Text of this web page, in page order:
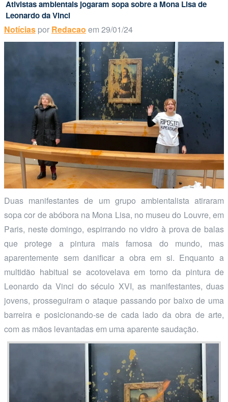
Ativistas ambientais jogaram sopa sobre a Mona Lisa de
Leonardo da Vinci
Notícias por Redacao em 29/01/24
Duas manifestantes de um grupo ambientalista atiraram
sopa cor de abóbora na Mona Lisa, no museu do Louvre, em
Paris, neste domingo, espirrando no vidro à prova de balas
que protege a pintura mais famosa do mundo, mas
aparentemente sem danificar a obra em si. Enquanto a
multidão habitual se acotovelava em torno da pintura de
Leonardo da Vinci do século XVI, as manifestantes, duas
jovens, prosseguiram o ataque passando por baixo de uma
barreira e posicionando-se de cada lado da obra de arte,
com as mãos levantadas em uma aparente saudação.